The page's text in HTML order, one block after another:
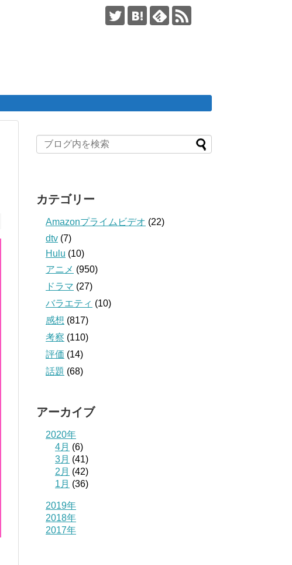
カテゴリー
Amazonプライムビデオ (22)
dtv (7)
Hulu (10)
アニメ (950)
ドラマ (27)
バラエティ (10)
感想 (817)
考察 (110)
評価 (14)
話題 (68)
アーカイブ
2020年
4月 (6)
3月 (41)
2月 (42)
1月 (36)
2019年
2018年
2017年